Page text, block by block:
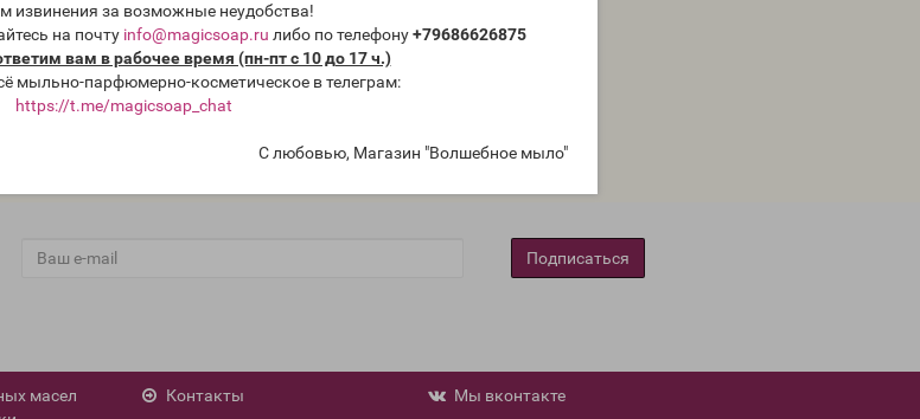
извинения за возможные неудобства!
на почту info@magicsoap.ru либо по телефону+79686626875
вам в рабочее время (пн-пт с 10 до 17 ч.)
мыльно-парфюмерно-косметическое в телеграм:
https://t.me/magicsoap_chat
С любовью, Магазин "Волшебное мыло"
Подписаться
масел
Контакты Мы вконтакте